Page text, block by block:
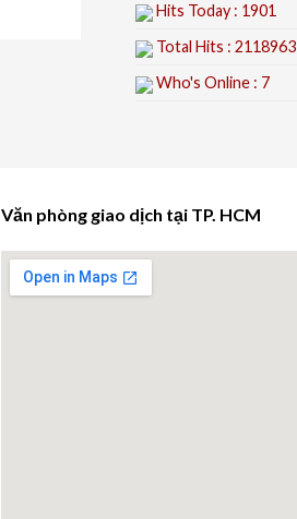
Hits Today : 1901
Total Hits : 2118963
Who's Online : 7
Văn phòng giao dịch tại TP. HCM